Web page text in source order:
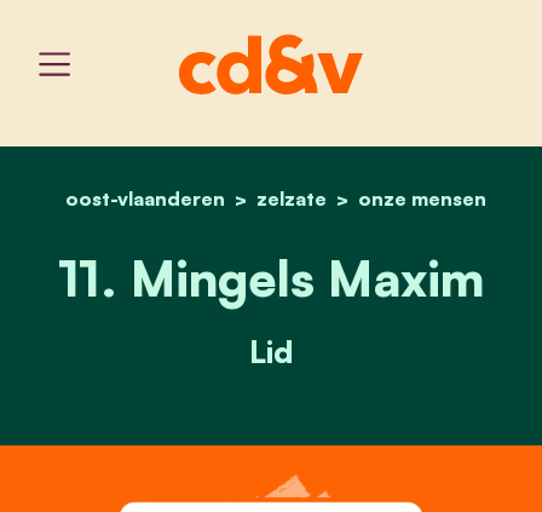
home
oost-vlaanderen zelzate onze mensen
11. mingels maxim
11. Mingels Maxim
Lid